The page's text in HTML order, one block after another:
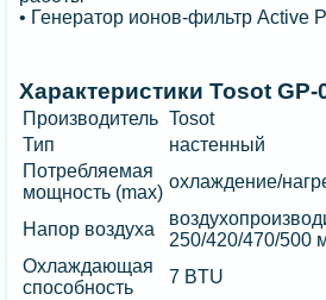
• Генератор ионов-фильтр Active
Характеристики Tosot GP-
Производитель Tosot
Тип
настенный
Потребляемая
мощность (max)
охлаждение/
Напор воздуха
250/420/470/500
Охлаждающая
способность
7 BTU